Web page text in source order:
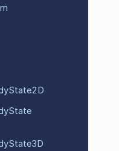
State2D
State
State3D